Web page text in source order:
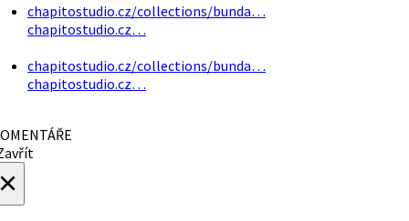
chapitostudio.cz/collections/bunda…
chapitostudio.cz…
chapitostudio.cz/collections/bunda…
chapitostudio.cz…